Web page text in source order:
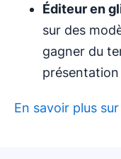
Éditeur en
sur des
gagner du
En savoir plus